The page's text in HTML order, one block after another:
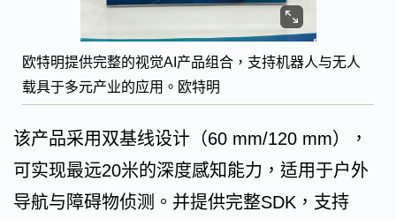
欧特明提供完整的视觉AI产品组合，支持机器人与无人
载具于多元产业的应用。欧特明
该产品采用双基线设计（60 mm/120 mm），
可实现最远20米的深度感知能力，适用于户外
导航与障碍物侦测。并提供完整SDK，支持